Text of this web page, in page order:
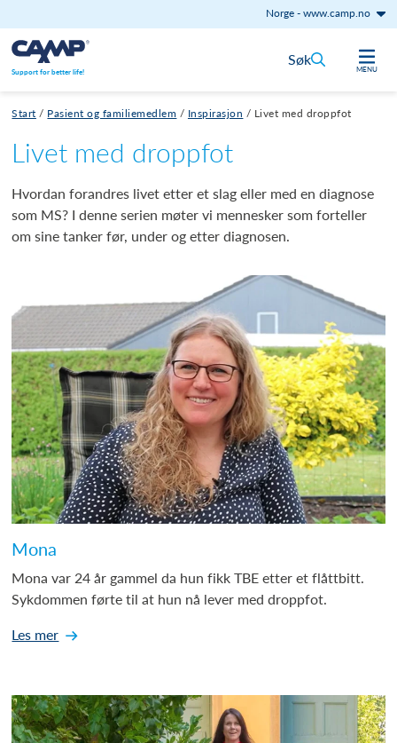
Norge-www.camp.no
Hopp til innhold
Support for better life! MENU
Søk
Start / Pasient og familiemedlem / Inspirasjon / Livet med droppfot
Livet med droppfot
Hvordan forandres livet etter et slag eller med en diagnose
som MS? I denne serien møter vi mennesker som forteller
om sine tanker før, under og etter diagnosen.
Mona
Mona var 24 år gammel da hun fikk TBE etter et flåttbitt.
Sykdommen førte til at hun nå lever med droppfot.
Les mer